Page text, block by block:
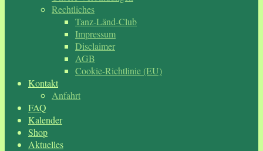
Rechtliches
Tanz-Länd-Club
Impressum
Disclaimer
AGB
Cookie-Richtlinie (EU)
Kontakt
Anfahrt
FAQ
Kalender
Shop
Aktuelles